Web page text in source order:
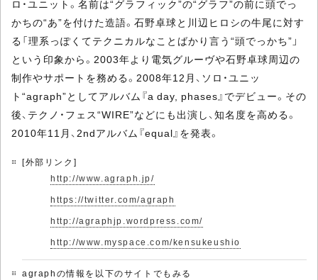
ロ・ユニット。名前は“グラフィック”の“グラフ”の前に頭でっ
かちの“あ”を付けた造語。石野卓球と川辺ヒロシの牛尾に対す
る「理系っぽくてテクニカルなことばかり言う“頭でっかち”」
という印象から。2003年より電気グルーヴや石野卓球周辺の
制作やサポートを務める。2008年12月、ソロ・ユニッ
ト“agraph”としてアルバム『a day, phases』でデビュー。その
後、テクノ・フェス“WIRE”などにも出演し、知名度を高める。
2010年11月、2ndアルバム『equal』を発表。
[外部リンク]
http://www.agraph.jp/
https://twitter.com/agraph
http://agraphjp.wordpress.com/
http://www.myspace.com/kensukeushio
agraphの情報を以下のサイトでもみる